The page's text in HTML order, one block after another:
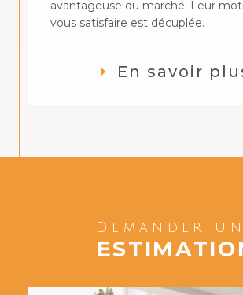
avantageuse du marché. Leur
vous satisfaire est décuplée.
En savoir
Demander